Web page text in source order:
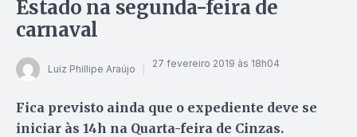
Estado na segunda-feira de
carnaval
Luiz Phillipe Araújo 27 fevereiro 2019 às 18h04
Fica previsto ainda que o expediente deve se
iniciar às 14h na Quarta-feira de Cinzas.